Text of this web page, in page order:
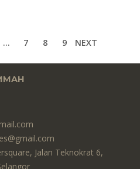
… 7 8 9 NEXT
Jalan Teknokrat 6,